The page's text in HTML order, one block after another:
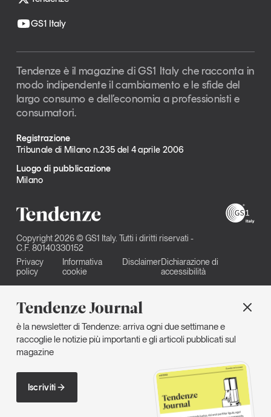
Tendenze Journal
è la newsletter di Tendenze: arriva ogni due settimane e
raccoglie le notizie più importanti e gli articoli pubblicati sul
magazine
Iscriviti
GS1 Italy
Tendenze è il magazine di GS1 Italy che racconta in
modo indipendente il cambiamento e le sfide del
largo consumo e dell’economia a professionisti e
consumatori.
Registrazione
Tribunale di Milano n.235 del 4 aprile 2006
Luogo di pubblicazione
Milano
Copyright 2026 © GS1 Italy. Tutti i diritti riservati -
C.F. 80140330152
Privacy
policy
Informativa
cookie
DisclaimerDichiarazione di
accessibilità